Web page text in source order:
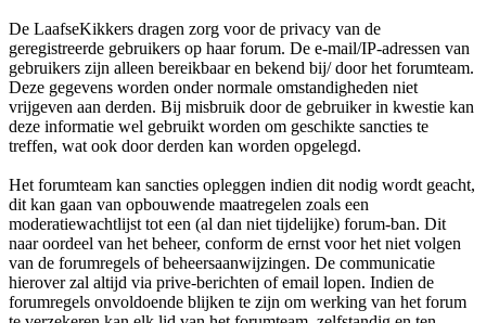
De LaafseKikkers dragen zorg voor de privacy van de
geregistreerde gebruikers op haar forum. De e-mail/IP-adressen van
gebruikers zijn alleen bereikbaar en bekend bij/ door het forumteam.
Deze gegevens worden onder normale omstandigheden niet
vrijgeven aan derden. Bij misbruik door de gebruiker in kwestie kan
deze informatie wel gebruikt worden om geschikte sancties te
treffen, wat ook door derden kan worden opgelegd.
Het forumteam kan sancties opleggen indien dit nodig wordt geacht,
dit kan gaan van opbouwende maatregelen zoals een
moderatiewachtlijst tot een (al dan niet tijdelijke) forum-ban. Dit
naar oordeel van het beheer, conform de ernst voor het niet volgen
van de forumregels of beheersaanwijzingen. De communicatie
hierover zal altijd via prive-berichten of email lopen. Indien de
forumregels onvoldoende blijken te zijn om werking van het forum